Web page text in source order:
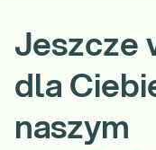
Jeszcze
dla
naszym